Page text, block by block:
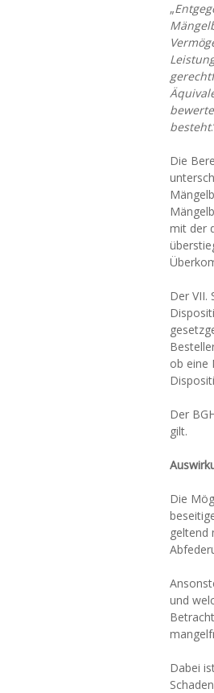
„
besteht
Die
mit der
Der VII.
ob eine
Der
gilt.
Die
geltend
und
Dabei